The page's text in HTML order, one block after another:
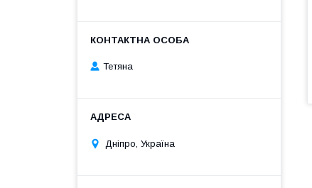
Тетяна
Дніпро, Україна